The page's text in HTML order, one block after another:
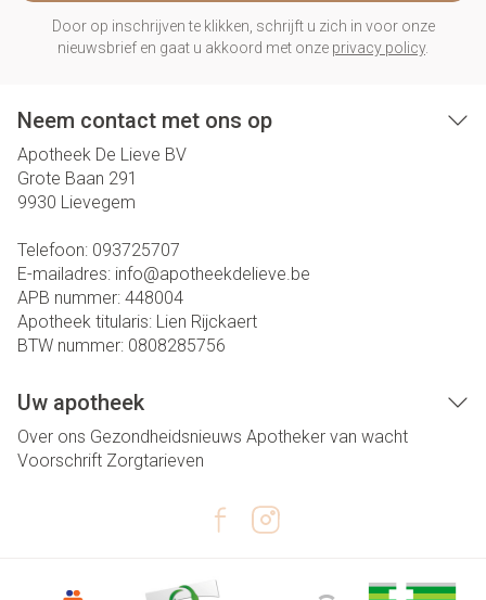
Door op inschrijven te klikken, schrijft u zich in voor onze
nieuwsbrief en gaat u akkoord met onze privacy policy.
Neem contact met ons op
Apotheek De Lieve BV
Grote Baan 291
9930 Lievegem
Telefoon: 093725707
E-mailadres: info@apotheekdelieve.be
APB nummer: 448004
Apotheek titularis: Lien Rijckaert
BTW nummer: 0808285756
Uw apotheek
Over ons Gezondheidsnieuws Apotheker van wacht
Voorschrift Zorgtarieven